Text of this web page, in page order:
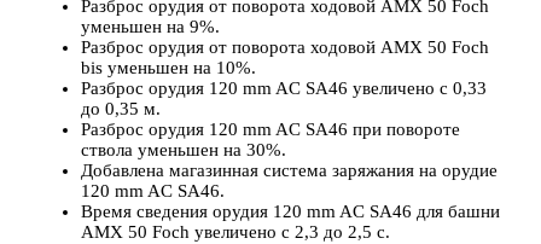
Разброс орудия от поворота ходовой AMX 50 Foch
уменьшен на 9%.
Разброс орудия от поворота ходовой AMX 50 Foch
bis уменьшен на 10%.
Разброс орудия 120 mm AC SA46 увеличено с 0,33
до 0,35 м.
Разброс орудия 120 mm AC SA46 при повороте
ствола уменьшен на 30%.
Добавлена магазинная система заряжания на орудие
120 mm AC SA46.
Время сведения орудия 120 mm AC SA46 для башни
AMX 50 Foch увеличено с 2,3 до 2,5 с.